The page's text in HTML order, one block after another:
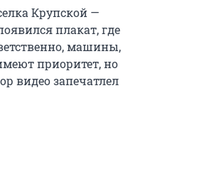
Крупской —
плакат, где
машины,
приоритет, но
видео запечатлел